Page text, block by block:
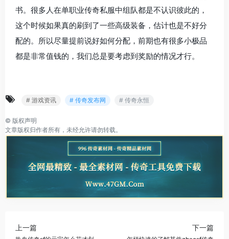
书。很多人在单职业传奇私服中组队都是不认识彼此的，
这个时候如果真的刷到了一些高级装备，估计也是不好分
配的。所以尽量提前说好如何分配，前期也有很多小极品
都是非常值钱的，我们总是要考虑到奖励的情况才行。
# 游戏资讯 # 传奇发布网 # 传奇永恒
© 版权声明
文章版权归作者所有，未经允许请勿转载。
上一篇 下一篇